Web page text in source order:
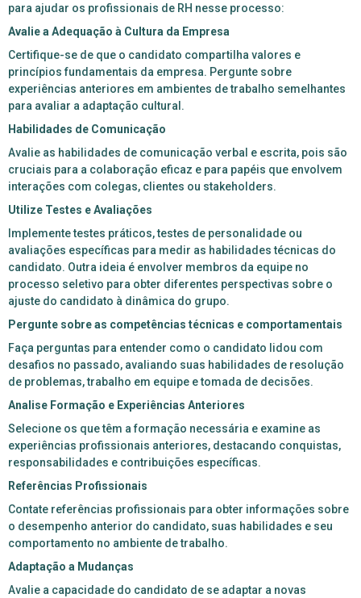
para ajudar os profissionais de RH nesse processo:
Avalie a Adequação à Cultura da Empresa
Certifique-se de que o candidato compartilha valores e
princípios fundamentais da empresa. Pergunte sobre
experiências anteriores em ambientes de trabalho semelhantes
para avaliar a adaptação cultural.
Habilidades de Comunicação
Avalie as habilidades de comunicação verbal e escrita, pois são
cruciais para a colaboração eficaz e para papéis que envolvem
interações com colegas, clientes ou stakeholders.
Utilize Testes e Avaliações
Implemente testes práticos, testes de personalidade ou
avaliações específicas para medir as habilidades técnicas do
candidato. Outra ideia é envolver membros da equipe no
processo seletivo para obter diferentes perspectivas sobre o
ajuste do candidato à dinâmica do grupo.
Pergunte sobre as competências técnicas e comportamentais
Faça perguntas para entender como o candidato lidou com
desafios no passado, avaliando suas habilidades de resolução
de problemas, trabalho em equipe e tomada de decisões.
Analise Formação e Experiências Anteriores
Selecione os que têm a formação necessária e examine as
experiências profissionais anteriores, destacando conquistas,
responsabilidades e contribuições específicas.
Referências Profissionais
Contate referências profissionais para obter informações sobre
o desempenho anterior do candidato, suas habilidades e seu
comportamento no ambiente de trabalho.
Adaptação a Mudanças
Avalie a capacidade do candidato de se adaptar a novas